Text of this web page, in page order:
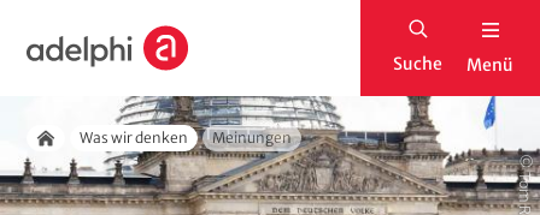
t
S
t
s
Suche Menü
Pfadnavigation
Startseite
Was wir denken Meinungen